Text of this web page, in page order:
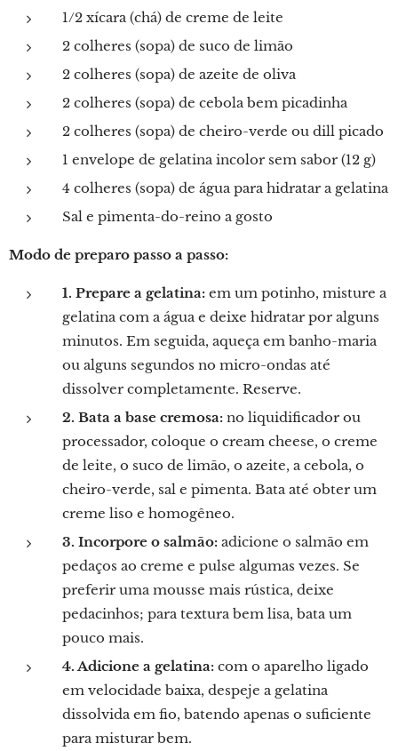
1/2 xícara (chá) de creme de leite
2 colheres (sopa) de suco de limão
2 colheres (sopa) de azeite de oliva
2 colheres (sopa) de cebola bem picadinha
2 colheres (sopa) de cheiro-verde ou dill picado
1 envelope de gelatina incolor sem sabor (12 g)
4 colheres (sopa) de água para hidratar a gelatina
Sal e pimenta-do-reino a gosto
Modo de preparo passo a passo:
1. Prepare a gelatina: em um potinho, misture a
gelatina com a água e deixe hidratar por alguns
minutos. Em seguida, aqueça em banho-maria
ou alguns segundos no micro-ondas até
dissolver completamente. Reserve.
2. Bata a base cremosa: no liquidificador ou
processador, coloque o cream cheese, o creme
de leite, o suco de limão, o azeite, a cebola, o
cheiro-verde, sal e pimenta. Bata até obter um
creme liso e homogêneo.
3. Incorpore o salmão: adicione o salmão em
pedaços ao creme e pulse algumas vezes. Se
preferir uma mousse mais rústica, deixe
pedacinhos; para textura bem lisa, bata um
pouco mais.
4. Adicione a gelatina: com o aparelho ligado
em velocidade baixa, despeje a gelatina
dissolvida em fio, batendo apenas o suficiente
para misturar bem.